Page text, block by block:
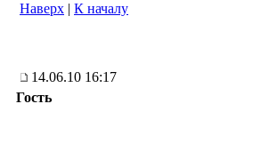
Наверх | К началу
14.06.10 16:17
Гость